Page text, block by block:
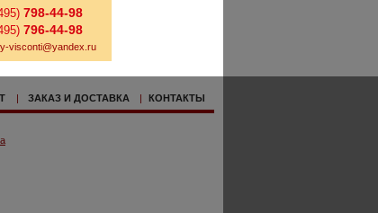
798-44-98
796-44-98
visconti@yandex.ru
| ЗАКАЗ И ДОСТАВКА | КОНТАКТЫ